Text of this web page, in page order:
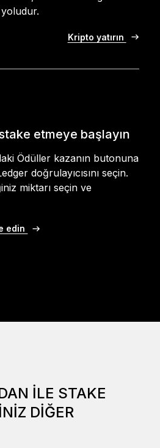
yoludur.
Kripto yatırın
etmeye başlayın
Ödüller kazanın butonuna
doğrulayıcısını seçin.
miktarı seçin ve
edin
ILE STAKE
DIĞER